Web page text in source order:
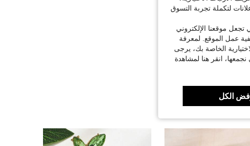
لتكملة تجربة التسوق
موقعنا الإلكتروني
عمل الموقع. لمعرفة
الخاصة بك، يرجى
انقر هنا لمشاهدة
الكل